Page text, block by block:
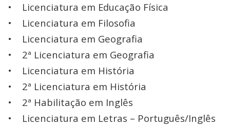
• Licenciatura em Educação Física
• Licenciatura em Filosofia
• Licenciatura em Geografia
• 2ª Licenciatura em Geografia
• Licenciatura em História
• 2ª Licenciatura em História
• 2ª Habilitação em Inglês
• Licenciatura em Letras – Português/Inglês